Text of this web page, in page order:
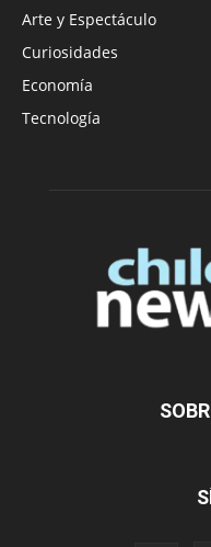
Arte y Espectáculo
Curiosidades
Economía
Tecnología